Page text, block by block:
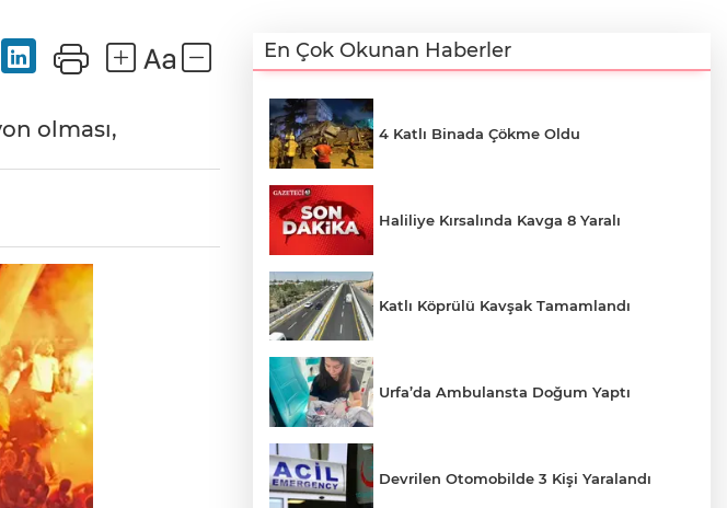
olması,
En Çok Okunan Haberler
4 Katlı Binada Çökme Oldu
Haliliye Kırsalında Kavga 8 Yaralı
Katlı Köprülü Kavşak Tamamlandı
Urfa’da Ambulansta Doğum Yaptı
Devrilen Otomobilde 3 Kişi Yaralandı